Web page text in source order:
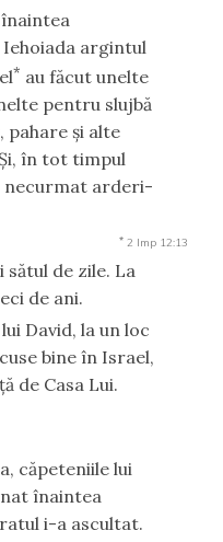
argintul
* au făcut unelte
pentru slujbă
şi alte
în tot timpul
necurmat arderi-
* 2 Imp 12:13
de zile. La
de ani.
David, la un loc
bine în Israel,
de Casa Lui.
căpeteniile lui
înaintea
i-a ascultat.